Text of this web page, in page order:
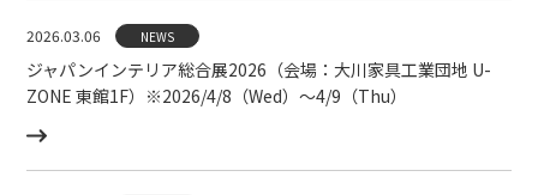
2026.03.06 NEWS
ジャパンインテリア総合展2026（会場：大川家具工業団地 U-
ZONE 東館1F）※2026/4/8（Wed）〜4/9（Thu）